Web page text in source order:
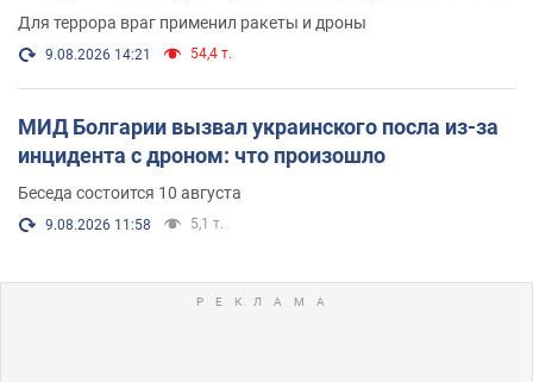
и видео
Для террора враг применил ракеты и дроны
9.08.2026 14:21 54,4 т.
МИД Болгарии вызвал украинского посла из-за
инцидента с дроном: что произошло
Беседа состоится 10 августа
9.08.2026 11:58 5,1 т.